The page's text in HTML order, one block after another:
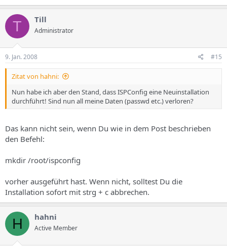
T Till
Administrator
9. Jan. 2008 #15
Zitat von hahni:
Nun habe ich aber den Stand, dass ISPConfig eine Neuinstallation
durchführt! Sind nun all meine Daten (passwd etc.) verloren?
Das kann nicht sein, wenn Du wie in dem Post beschrieben
den Befehl:
mkdir /root/ispconfig
vorher ausgeführt hast. Wenn nicht, solltest Du die
Installation sofort mit strg + c abbrechen.
H hahni
Active Member